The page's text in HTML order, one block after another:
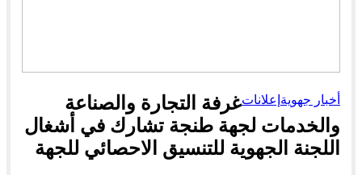
أخبار جهوية إعلاناتغرفة التجارة والصناعة
والخدمات لجهة طنجة تشارك في أشغال
اللجنة الجهوية للتنسيق الاحصائي للجهة